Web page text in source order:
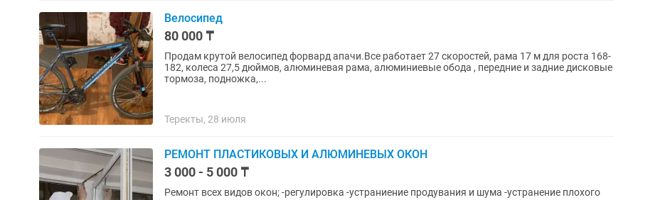
Велосипед
80 000 ₸
Продам крутой велосипед форвард апачи.Все работает 27 скоростей, рама 17 м для роста 168-
182, колеса 27,5 дюймов, алюминевая рама, алюминиевые обода , передние и задние дисковые
тормоза, подножка,...
Теректы, 28 июля
РЕМОНТ ПЛАСТИКОВЫХ И АЛЮМИНЕВЫХ ОКОН
3 000 - 5 000 ₸
Ремонт всех видов окон; -регулировка -устраниение продувания и шума -устранение плохого